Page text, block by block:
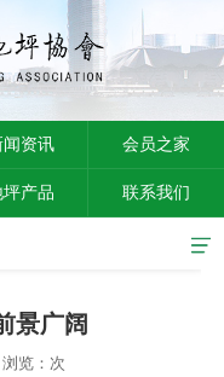
闻资讯 会员之家
坪产品 联系我们
景广阔
览： 次